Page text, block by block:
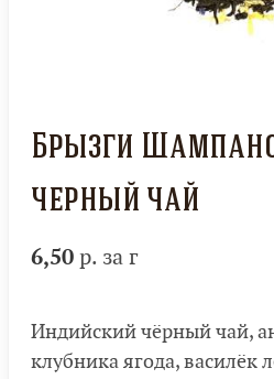
Брызги
черный чай
6,50 р. за г
Индийский чёрный чай,
клубника ягода, василёк